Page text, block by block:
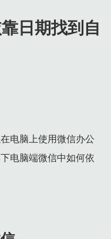
日期找到自
电脑上使用微信办公
电脑端微信中如何依
项，然后会出现“请在手
栏中的如图所示的图标。
期，我们即可根据日期去